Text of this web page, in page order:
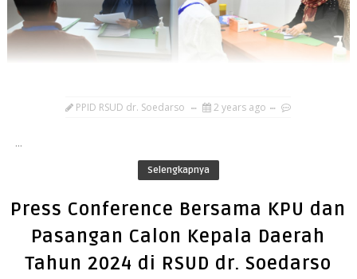
PPID RSUD dr. Soedarso 2 years ago
...
Selengkapnya
Press Conference Bersama KPU dan
Pasangan Calon Kepala Daerah
Tahun 2024 di RSUD dr. Soedarso